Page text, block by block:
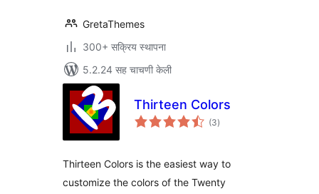
GretaThemes
300+ सक्रिय स्थापना
5.2.24 सह चाचणी केली
Thirteen Colors
(3एकूण
मूल्यांकन
)
Thirteen Colors is the easiest way to
customize the colors of the Twenty